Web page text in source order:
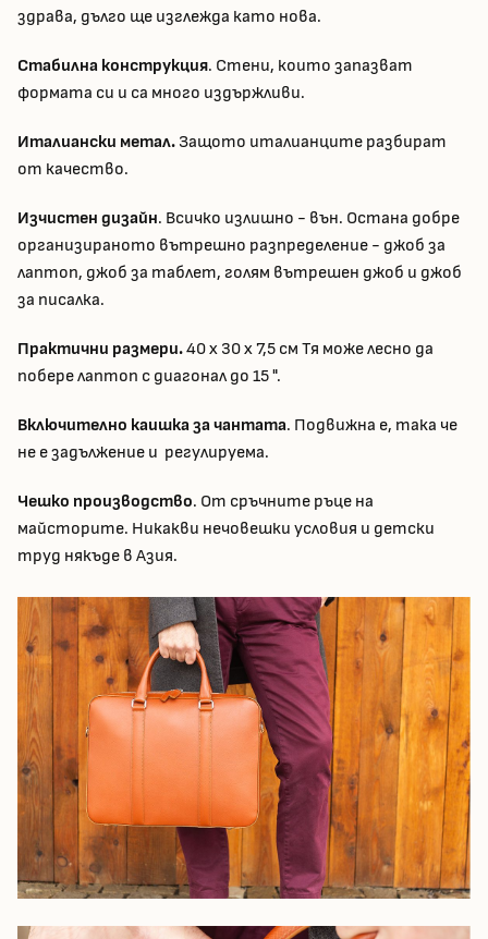
здрава, дълго ще изглежда като нова.
Стабилна конструкция. Стени, които запазват
формата си и са много издържливи.
Италиански метал. Защото италианците разбират
от качество.
Изчистен дизайн. Всичко излишно - вън. Остана добре
организираното вътрешно разпределение - джоб за
лаптоп, джоб за таблет, голям вътрешен джоб и джоб
за писалка.
Практични размери.40 x 30 x 7,5 см Тя може лесно да
побере лаптоп с диагонал до 15 ".
Включително каишка за чантата. Подвижна е, така че
не е задължение и регулируема.
Чешко производство. От сръчните ръце на
майсторите. Никакви нечовешки условия и детски
труд някъде в Азия.